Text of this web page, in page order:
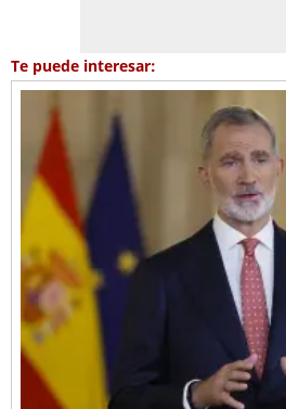
Te puede interesar: